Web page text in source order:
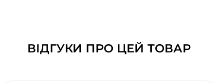
ВІДГУКИ ПРО ЦЕЙ ТОВАР